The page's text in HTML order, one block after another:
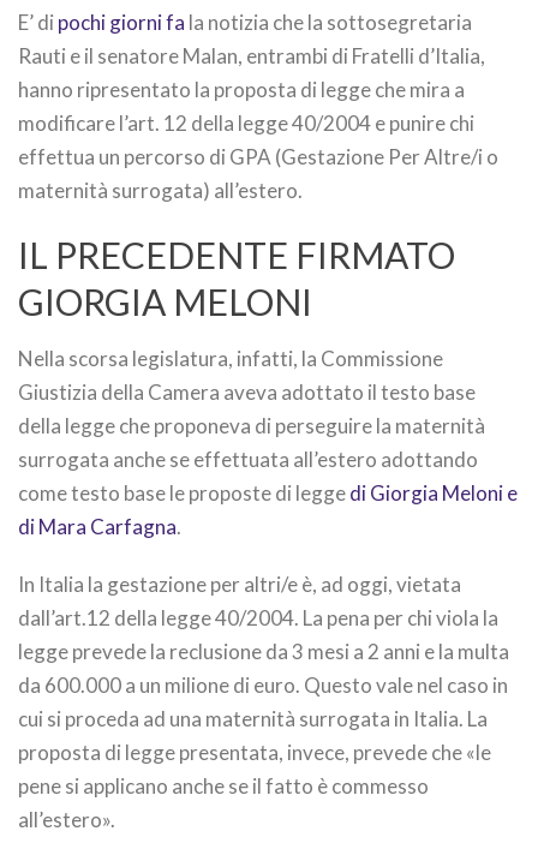
E’ di pochi giorni fa la notizia che la sottosegretaria
Rauti e il senatore Malan, entrambi di Fratelli d’Italia,
hanno ripresentato la proposta di legge che mira a
modificare l’art. 12 della legge 40/2004 e punire chi
effettua un percorso di GPA (Gestazione Per Altre/i o
maternità surrogata) all’estero.
IL PRECEDENTE FIRMATO
GIORGIA MELONI
Nella scorsa legislatura, infatti, la Commissione
Giustizia della Camera aveva adottato il testo base
della legge che proponeva di perseguire la maternità
surrogata anche se effettuata all’estero adottando
come testo base le proposte di leggedi Giorgia Meloni e
di Mara Carfagna.
In Italia la gestazione per altri/e è, ad oggi, vietata
dall’art.12 della legge 40/2004. La pena per chi viola la
legge prevede la reclusione da 3 mesi a 2 anni e la multa
da 600.000 a un milione di euro. Questo vale nel caso in
cui si proceda ad una maternità surrogata in Italia. La
proposta di legge presentata, invece, prevede che «le
pene si applicano anche se il fatto è commesso
all’estero».